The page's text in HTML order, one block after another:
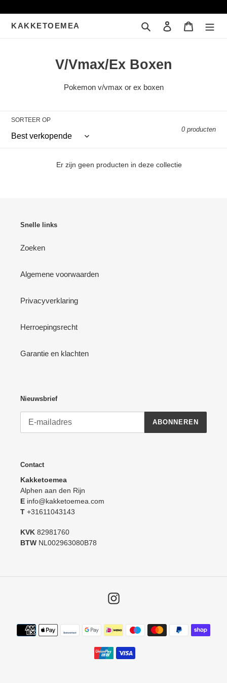
naar
KAKKETOEMEA Zoeken Inloggen
C
t
V/Vmax/Ex Boxen
Pokemon v/vmax or ex boxen
SORTEER OP
0 producten
Er zijn geen producten in deze collectie
Snelle links
Zoeken
Algemene voorwaarden
Privacyverklaring
Herroepingsrecht
Garantie en klachten
Nieuwsbrief
ABONNEREN
Contact
Kakketoemea
Alphen aan den Rijn
E info@kakketoemea.com
T +31611043143
KVK 82981760
BTW NL002963080B78
Instagram
Betaalmethoden